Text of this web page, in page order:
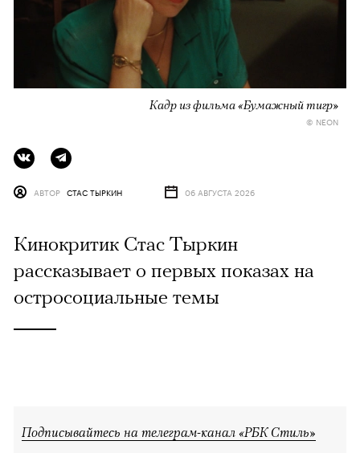
Кадр из фильма «Бумажный тигр»
© NEON
АВТОР СТАС ТЫРКИН 06 АВГУСТА 2026
Кинокритик Стас Тыркин
рассказывает о первых показах на
остросоциальные темы
Подписывайтесь на телеграм-канал «РБК Стиль»